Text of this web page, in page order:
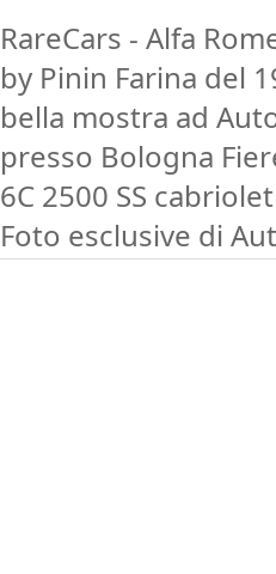
RareCars - Alfa
by Pinin Farina del
bella mostra ad
presso Bologna
6C 2500 SS
Foto esclusive di